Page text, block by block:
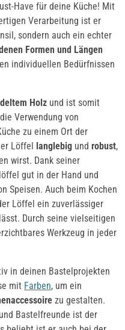
Have für deine Küche! Mit
Verarbeitung ist er
sondern auch ein echter
Formen und Längen
individuellen Bedürfnissen
Holz und ist somit
Verwendung von
zu einem Ort der
Löffel langlebig und robust,
wirst. Dank seiner
gut in der Hand und
Speisen. Auch beim Kochen
Löffel ein zuverlässiger
Durch seine vielseitigen
Werkzeug in jeder
in deinen Bastelprojekten
mit Farben, um ein
zu gestalten.
Bastelfreunde ist der